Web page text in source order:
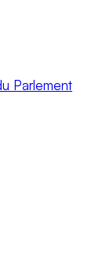
Parlement